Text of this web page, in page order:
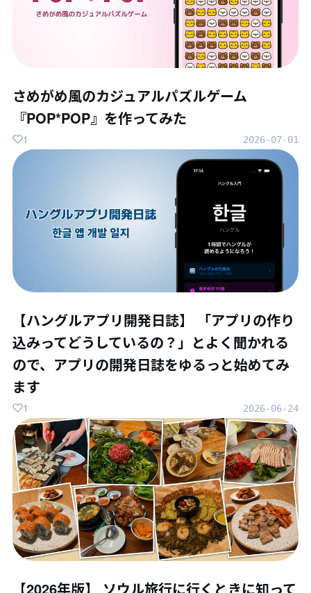
さめがめ風のカジュアルパズルゲーム
『POP*POP』を作ってみた
2026-07-01
1
【ハングルアプリ開発日誌】 「アプリの作り
込みってどうしているの？」とよく聞かれる
ので、アプリの開発日誌をゆるっと始めてみ
ます
2026-06-24
1
【2026年版】 ソウル旅行に行くときに知って